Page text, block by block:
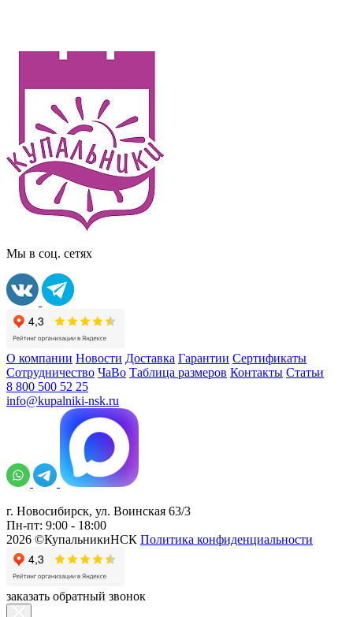
Мы в соц. сетях
О компании Новости Доставка Гарантии Сертификаты
Сотрудничество ЧаВо Таблица размеров Контакты Статьи
8 800 500 52 25
info@kupalniki-nsk.ru
г. Новосибирск, ул. Воинская 63/3
Пн-пт: 9:00 - 18:00
2026 ©КупальникиНСК Политика конфиденциальности
заказать обратный звонок